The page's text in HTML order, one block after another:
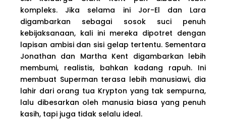
kompleks. Jika selama ini Jor-El dan Lara
digambarkan sebagai sosok suci penuh
kebijaksanaan, kali ini mereka dipotret dengan
lapisan ambisi dan sisi gelap tertentu. Sementara
Jonathan dan Martha Kent digambarkan lebih
membumi, realistis, bahkan kadang rapuh. Ini
membuat Superman terasa lebih manusiawi, dia
lahir dari orang tua Krypton yang tak sempurna,
lalu dibesarkan oleh manusia biasa yang penuh
kasih, tapi juga tidak selalu ideal.